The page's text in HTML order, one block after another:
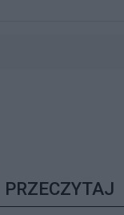
PRZECZYTAJ